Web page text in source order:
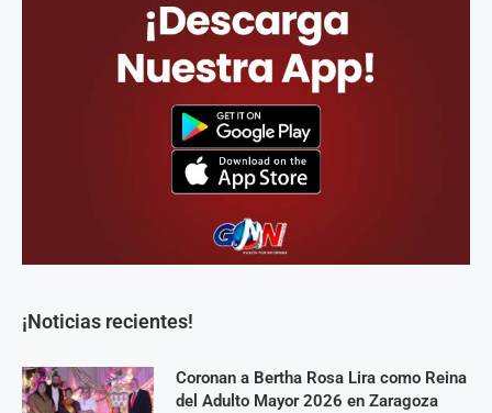
¡Noticias recientes!
Coronan a Bertha Rosa Lira como Reina
del Adulto Mayor 2026 en Zaragoza